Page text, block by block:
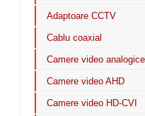
Adaptoare CCTV
Cablu coaxial
Camere video analogice
Camere video AHD
Camere video HD-CVI